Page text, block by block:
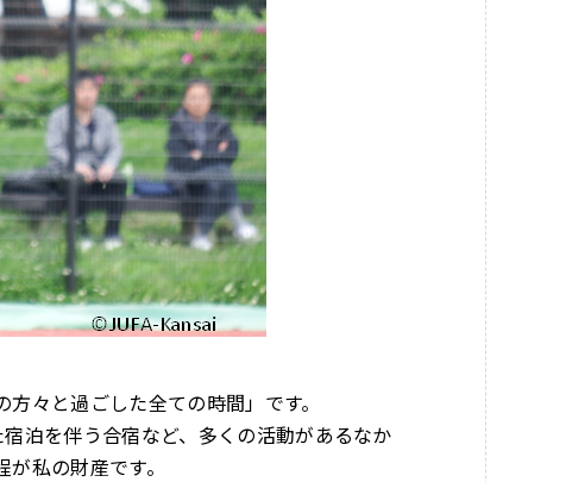
々と過ごした全ての時間」です。
泊を伴う合宿など、多くの活動があるなか
私の財産です。